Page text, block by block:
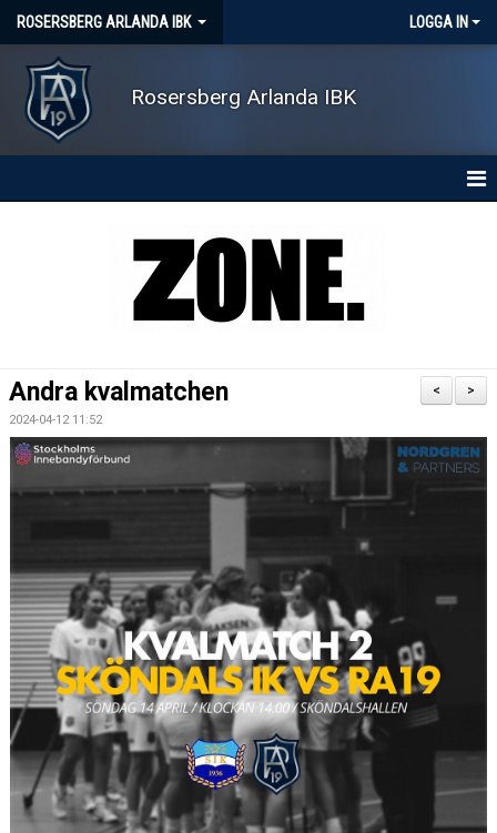
ROSERSBERG ARLANDA IBK LOGGA IN
Rosersberg Arlanda IBK
KALENDER
MATCHER
LIVESÄNDNINGAR
SAMARBETSPARTNERS
RA19 PROFILSHOP STADIUM
>
<
Andra kvalmatchen
2024-04-12 11:52